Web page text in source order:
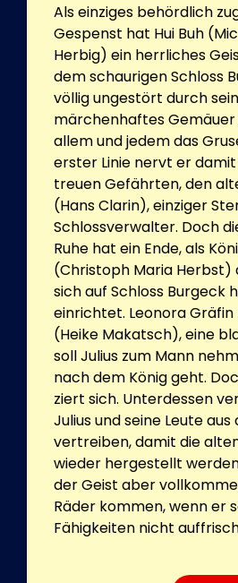
Als einziges behördlich
Gespenst hat Hui Buh
Herbig) ein herrliches
dem schaurigen Schloss
völlig ungestört durch sein
märchenhaftes Gemäuer
allem und jedem das
erster Linie nervt er
treuen Gefährten, den
(Hans Clarin), einziger
Schlossverwalter. Doch
Ruhe hat ein Ende, als
(Christoph Maria Herbst)
sich auf Schloss Burgeck
einrichtet. Leonora
(Heike Makatsch), eine
soll Julius zum Mann
nach dem König geht.
ziert sich. Unterdessen
Julius und seine Leute aus
vertreiben, damit die
wieder hergestellt
der Geist aber
Räder kommen, wenn er
Fähigkeiten nicht